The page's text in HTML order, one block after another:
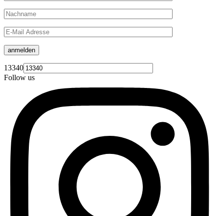
anmelden
13340
Follow us